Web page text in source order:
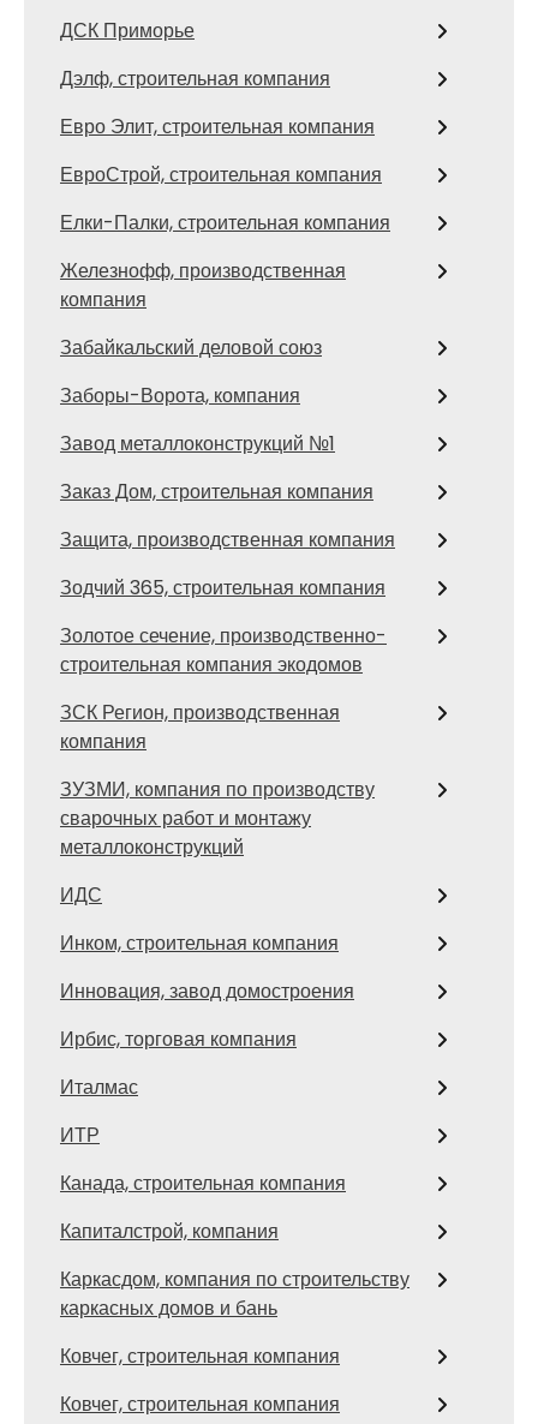
ДСК Приморье
Дэлф, строительная компания
Евро Элит, строительная компания
ЕвроСтрой, строительная компания
Елки-Палки, строительная компания
Железнофф, производственная
компания
Забайкальский деловой союз
Заборы-Ворота, компания
Завод металлоконструкций №1
Заказ Дом, строительная компания
Защита, производственная компания
Зодчий 365, строительная компания
Золотое сечение, производственно-
строительная компания экодомов
ЗСК Регион, производственная
компания
ЗУЗМИ, компания по производству
сварочных работ и монтажу
металлоконструкций
ИДС
Инком, строительная компания
Инновация, завод домостроения
Ирбис, торговая компания
Италмас
ИТР
Канада, строительная компания
Капиталстрой, компания
Каркасдом, компания по строительству
каркасных домов и бань
Ковчег, строительная компания
Ковчег, строительная компания